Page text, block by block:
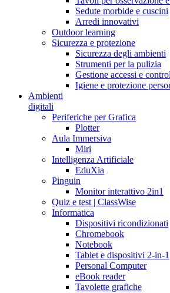
Sedute morbide e cuscini
Arredi innovativi
Outdoor learning
Sicurezza e protezione
Sicurezza degli ambienti
Strumenti per la pulizia
Gestione accessi e
Igiene e protezione
Ambienti
digitali
Periferiche per Grafica
Plotter
Aula Immersiva
Miri
Intelligenza Artificiale
EduXia
Pinguin
Monitor interattivo 2in1
Quiz e test | ClassWise
Informatica
Dispositivi ricondizionati
Chromebook
Notebook
Tablet e dispositivi 2-in-1
Personal Computer
eBook reader
Tavolette grafiche